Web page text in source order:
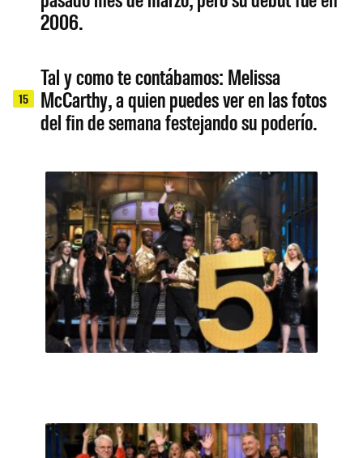
2006.
15
Tal y como te contábamos: Melissa
McCarthy, a quien puedes ver en las fotos
del fin de semana festejando su poderío.